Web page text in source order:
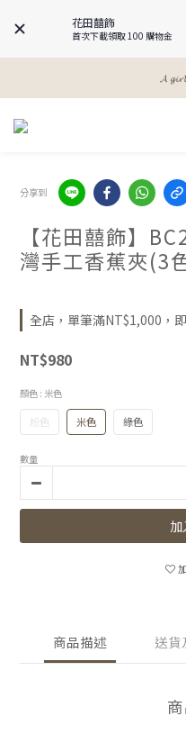
花田囍飾
首次下載領取 100 購物金
𝓐
𝓐
分享到
【花田囍飾】
灣手工香蕉夾(3
全店，單筆滿NT$1,000，
NT$980
顏色 : 米色
粉色 米色 綠色
數量
加
商品描述 送貨